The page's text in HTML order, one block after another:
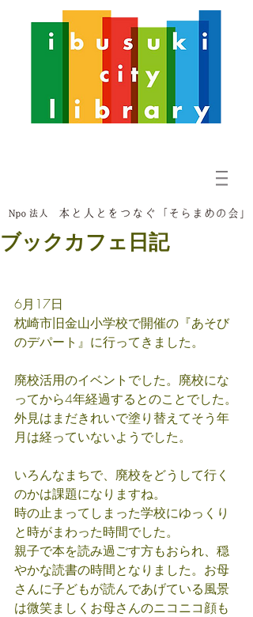
ブックカフェ日記
6月17日
枕崎市旧金山小学校で開催の『あそび
のデパート』に行ってきました。
廃校活用のイベントでした。廃校にな
ってから4年経過するとのことでした。
外見はまだきれいで塗り替えてそう年
月は経っていないようでした。
いろんなまちで、廃校をどうして行く
のかは課題になりますね。
時の止まってしまった学校にゆっくり
と時がまわった時間でした。
親子で本を読み過ごす方もおられ、穏
やかな読書の時間となりました。お母
さんに子どもが読んであげている風景
は微笑ましくお母さんのニコニコ顔も